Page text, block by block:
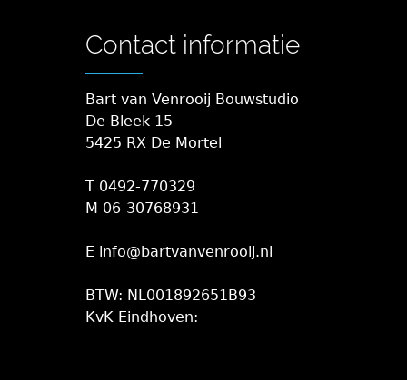
Contact informatie
Bart van Venrooij Bouwstudio
De Bleek 15
5425 RX De Mortel
T 0492-770329
M 06-30768931
E info@bartvanvenrooij.nl
BTW: NL001892651B93
KvK Eindhoven: